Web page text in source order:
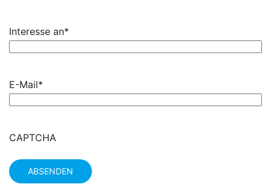
Interesse an*
E-Mail*
CAPTCHA